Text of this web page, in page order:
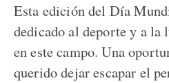
Esta edición del Día
dedicado al deporte y a la
en este campo. Una
querido dejar escapar el